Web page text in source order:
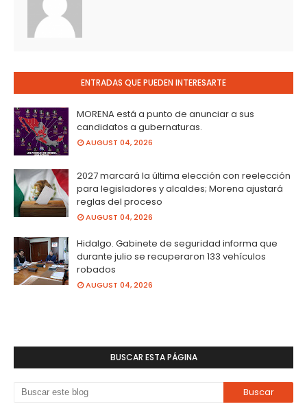
ENTRADAS QUE PUEDEN INTERESARTE
MORENA está a punto de anunciar a sus
candidatos a gubernaturas.
AUGUST 04, 2026
2027 marcará la última elección con reelección
para legisladores y alcaldes; Morena ajustará
reglas del proceso
AUGUST 04, 2026
Hidalgo. Gabinete de seguridad informa que
durante julio se recuperaron 133 vehículos
robados
AUGUST 04, 2026
BUSCAR ESTA PÁGINA